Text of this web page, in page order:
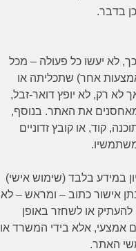
בדבר.
לא יעשו כל פעולה – מכל
אחר) שתכליתה או
רק, לא יופץ דואר-זבל,
את האתר. בנוסף,
קוד, או קובץ זדוניים
במידע בלבד (שימוש אישי)
אישור כתוב – ומראש – לא
או לשחזר באופן
אמצעי, אלא בידי המשרד או
האתר.